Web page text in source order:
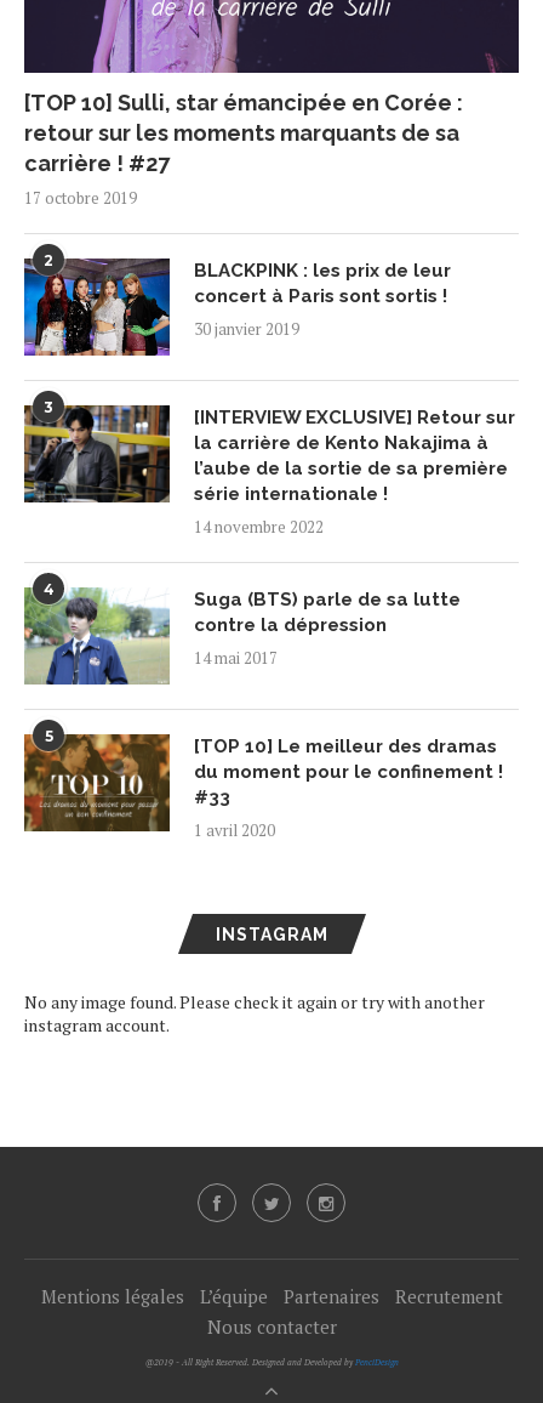
[TOP 10] Sulli, star émancipée en Corée :
retour sur les moments marquants de sa
carrière ! #27
17 octobre 2019
2
BLACKPINK : les prix de leur
concert à Paris sont sortis !
30 janvier 2019
3
[INTERVIEW EXCLUSIVE] Retour sur
la carrière de Kento Nakajima à
l’aube de la sortie de sa première
série internationale !
14 novembre 2022
4
Suga (BTS) parle de sa lutte
contre la dépression
14 mai 2017
5
[TOP 10] Le meilleur des dramas
du moment pour le confinement !
#33
1 avril 2020
INSTAGRAM
No any image found. Please check it again or try with another
instagram account.
Mentions légales L’équipe Partenaires
Recrutement
Nous contacter
@2019 - All Right Reserved. Designed and Developed by PenciDesign